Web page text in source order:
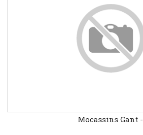
Mocassins Gant -